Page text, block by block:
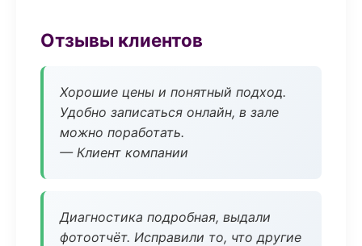
Отзывы клиентов
Хорошие цены и понятный подход.
Удобно записаться онлайн, в зале
можно поработать.
— Клиент компании
Диагностика подробная, выдали
фотоотчёт. Исправили то, что другие